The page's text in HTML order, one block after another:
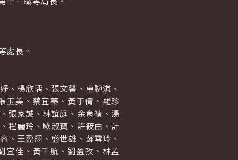
處長。
楊欣瑀、張文馨、卓腕淇、
玉美、蔡宜蓁、黃于倩、羅珍
張家誠、林誼庭、余育禎、湯
程麗玲、歐淑寶、許筱由、計
、王盈翔、盛世雄、蘇雪玲、
宜佳、黃千航、劉盈孜、林孟